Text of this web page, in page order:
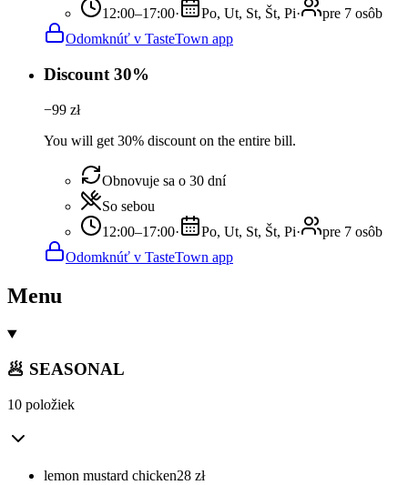
12:00–17:00· Po, Ut, St, Št, Pi·
pre 7 osôb
Odomknúť v TasteTown app
Discount 30%
−99 zł
You will get 30% discount on the entire bill.
Obnovuje sa o 30 dní
So sebou
12:00–17:00· Po, Ut, St, Št, Pi·
pre 7 osôb
Odomknúť v TasteTown app
Menu
🥟 SEASONAL
10 položiek
lemon mustard chicken28 zł